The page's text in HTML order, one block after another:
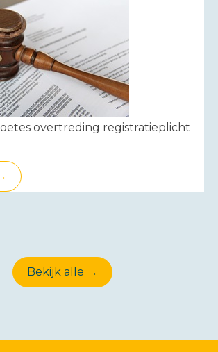
overtreding registratieplicht
Bekijk alle →